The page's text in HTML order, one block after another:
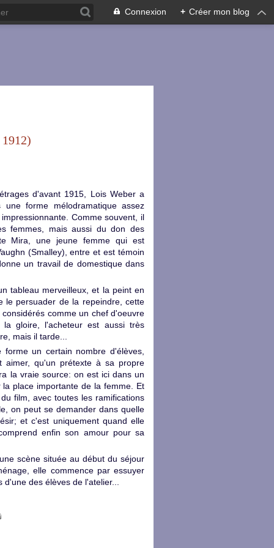
Connexion + Créer mon blog
d'avant 1915, Lois Weber a
forme mélodramatique assez
Comme souvent, il
femmes, mais aussi du don des
Mira, une jeune femme qui est
(Smalley), entre et est témoin
un travail de domestique dans
tableau merveilleux, et la peint en
le persuader de la repeindre, cette
comme un chef d'oeuvre
gloire, l'acheteur est aussi très
mais il tarde...
un certain nombre d'élèves,
aimer, qu'un prétexte à sa propre
la vraie source: on est ici dans un
place importante de la femme. Et
film, avec toutes les ramifications
on peut se demander dans quelle
et c'est uniquement quand elle
enfin son amour pour sa
scène située au début du séjour
elle commence par essuyer
des élèves de l'atelier...